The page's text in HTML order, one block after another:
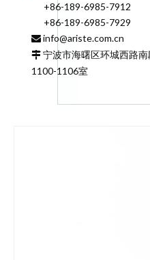
+86-189-6985-7912
+86-189-6985-7929
 info@ariste.com.cn
 宁波市海曙区环城西路
1100-1106室